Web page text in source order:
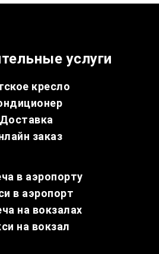
услуги
кресло
Доставка
заказ
в аэропорту
в аэропорт
на вокзалах
на вокзал